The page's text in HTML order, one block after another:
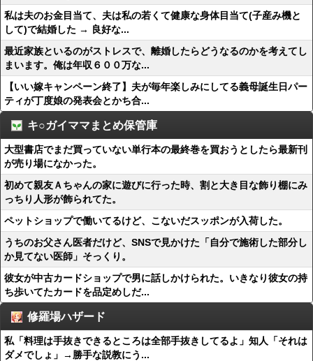
私は夫のお金目当て、夫は私の若くて健康な身体目当て(子産み機と
して)で結婚した → 良好な...
最近家族といるのがストレスで、離婚したらどうなるのかを考えてし
まいます。俺は年収６００万な...
【いい嫁キャンペーン終了】夫が毎年楽しみにしてる義母誕生日パー
ティが丁度娘の発表会とかち合...
キ○ガイママまとめ保管庫
大型書店でまだ買っていない単行本の最終巻を買おうとしたら最新刊
が売り場になかった。
初めて親友Ａちゃんの家に遊びに行った時、割と大き目な飾り棚にみ
っちり人形が飾られてた。
ペットショップで働いてるけど、こないだスッポンが入荷した。
うちのお父さん医者だけど、SNSで見かけた「自分で施術した部分し
か見てない医師」そっくり。
彼女が中古カードショップで男に話しかけられた。いきなり彼女の持
ち歩いてたカードを品定めしだ...
修羅場ハザード
私「料理は手抜きできるところは全部手抜きしてるよ」知人「それは
ダメでしょ」→勝手な説教にう...